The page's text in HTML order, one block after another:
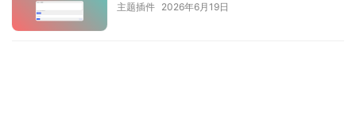
主题插件 2026年6月19日